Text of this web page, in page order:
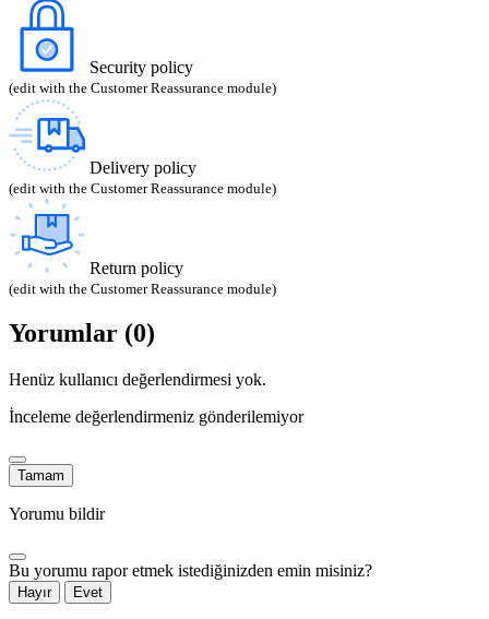
Security policy
(edit with the Customer Reassurance module)
Delivery policy
(edit with the Customer Reassurance module)
Return policy
(edit with the Customer Reassurance module)
Yorumlar (0)
Henüz kullanıcı değerlendirmesi yok.
İnceleme değerlendirmeniz gönderilemiyor
Tamam
Yorumu bildir
Bu yorumu rapor etmek istediğinizden emin misiniz?
Hayır Evet